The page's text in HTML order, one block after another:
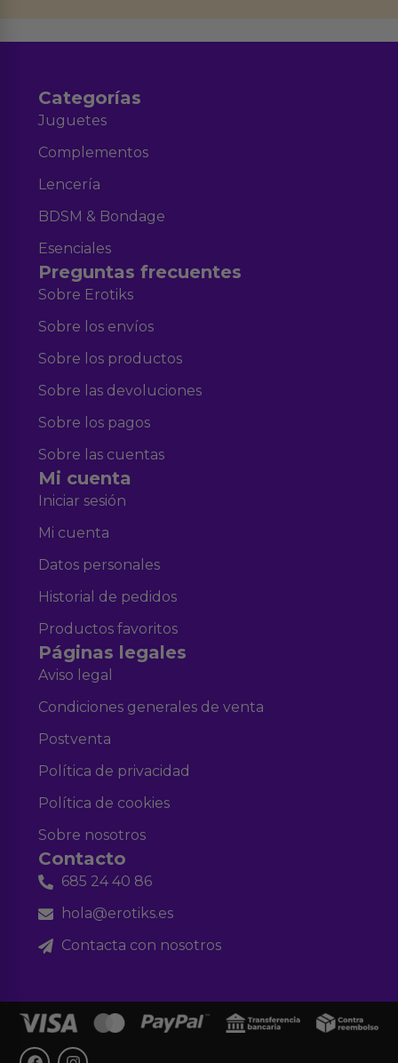
Categorías
Juguetes
Complementos
Lencería
BDSM & Bondage
Esenciales
Preguntas frecuentes
Sobre Erotiks
Sobre los envíos
Sobre los productos
Sobre las devoluciones
Sobre los pagos
Sobre las cuentas
Mi cuenta
Iniciar sesión
Mi cuenta
Datos personales
Historial de pedidos
Productos favoritos
Páginas legales
Aviso legal
Condiciones generales de venta
Postventa
Política de privacidad
Política de cookies
Sobre nosotros
Contacto
685 24 40 86
hola@erotiks.es
Contacta con nosotros
F
I